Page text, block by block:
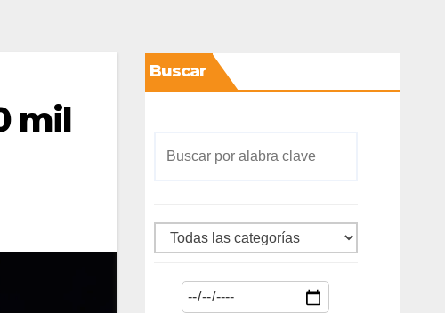
mil
Buscar